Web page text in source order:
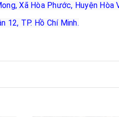
Xã Hòa Phước, Huyện Hòa
12, TP. Hồ Chí Minh.